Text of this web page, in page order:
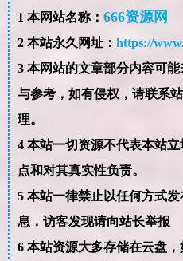
1 本网站名称： 666资源网
2本站永久网址： https://
3本网站的文章部分内容可能
与参考，如有侵权，请联系站长微信
理。
4本站一切资源不代表本站
点和对其真实性负责。
5本站一律禁止以任何方式
息，访客发现请向站长举报
6本站资源大多存储在云盘